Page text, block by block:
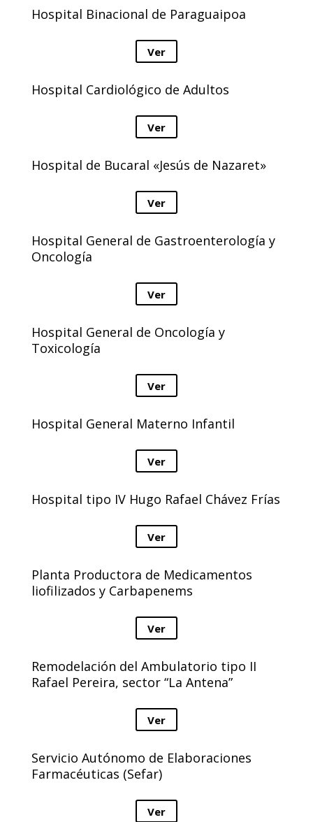
Hospital Binacional de Paraguaipoa
Ver
Hospital Cardiológico de Adultos
Ver
Hospital de Bucaral «Jesús de Nazaret»
Ver
Hospital General de Gastroenterología y
Oncología
Ver
Hospital General de Oncología y
Toxicología
Ver
Hospital General Materno Infantil
Ver
Hospital tipo IV Hugo Rafael Chávez Frías
Ver
Planta Productora de Medicamentos
liofilizados y Carbapenems
Ver
Remodelación del Ambulatorio tipo II
Rafael Pereira, sector “La Antena”
Ver
Servicio Autónomo de Elaboraciones
Farmacéuticas (Sefar)
Ver